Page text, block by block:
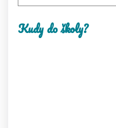
Kudy do školy?